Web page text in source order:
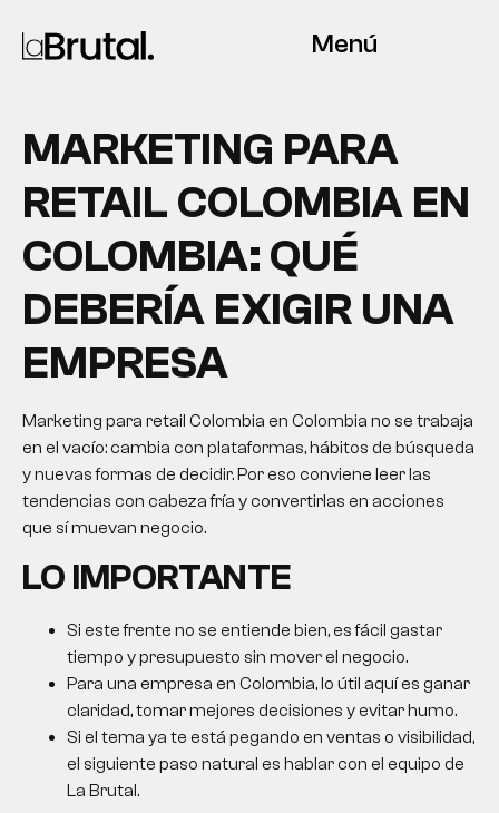
Menú
MARKETING PARA
RETAIL COLOMBIA EN
COLOMBIA: QUÉ
DEBERÍA EXIGIR UNA
EMPRESA
Marketing para retail Colombia en Colombia no se trabaja
en el vacío: cambia con plataformas, hábitos de búsqueda
y nuevas formas de decidir. Por eso conviene leer las
tendencias con cabeza fría y convertirlas en acciones
que sí muevan negocio.
LO IMPORTANTE
Si este frente no se entiende bien, es fácil gastar
tiempo y presupuesto sin mover el negocio.
Para una empresa en Colombia, lo útil aquí es ganar
claridad, tomar mejores decisiones y evitar humo.
Si el tema ya te está pegando en ventas o visibilidad,
el siguiente paso natural es hablar con el equipo de
La Brutal.